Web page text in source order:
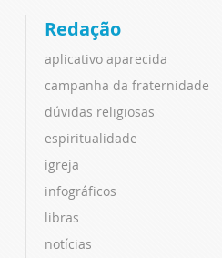
Redação
aplicativo aparecida
campanha da fraternidade
dúvidas religiosas
espiritualidade
igreja
infográficos
libras
notícias